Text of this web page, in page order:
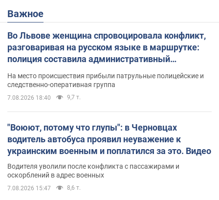
Важное
Во Львове женщина спровоцировала конфликт,
разговаривая на русском языке в маршрутке:
полиция составила административный
На место происшествия прибыли патрульные полицейские и
следственно-оперативная группа
7.08.2026 18:40 9,7 т.
"Воюют, потому что глупы": в Черновцах
водитель автобуса проявил неуважение к
украинским военным и поплатился за это. Видео
Водителя уволили после конфликта с пассажирами и
оскорблений в адрес военных
7.08.2026 15:47 8,6 т.